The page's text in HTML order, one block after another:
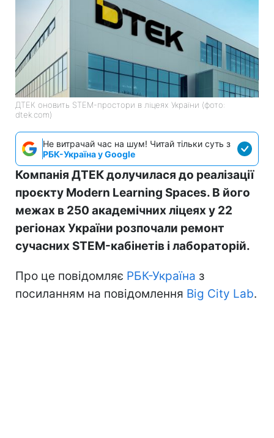
ДТЕК оновить STEM-простори в ліцеях України (фото:
dtek.com)
Не витрачай час на шум! Читай тільки суть з
РБК-Україна у Google
Компанія ДТЕК долучилася до реалізації
проєкту Modern Learning Spaces. В його
межах в 250 академічних ліцеях у 22
регіонах України розпочали ремонт
сучасних STEM-кабінетів і лабораторій.
Про це повідомляє РБК-Україна з
посиланням на повідомлення Big City Lab.